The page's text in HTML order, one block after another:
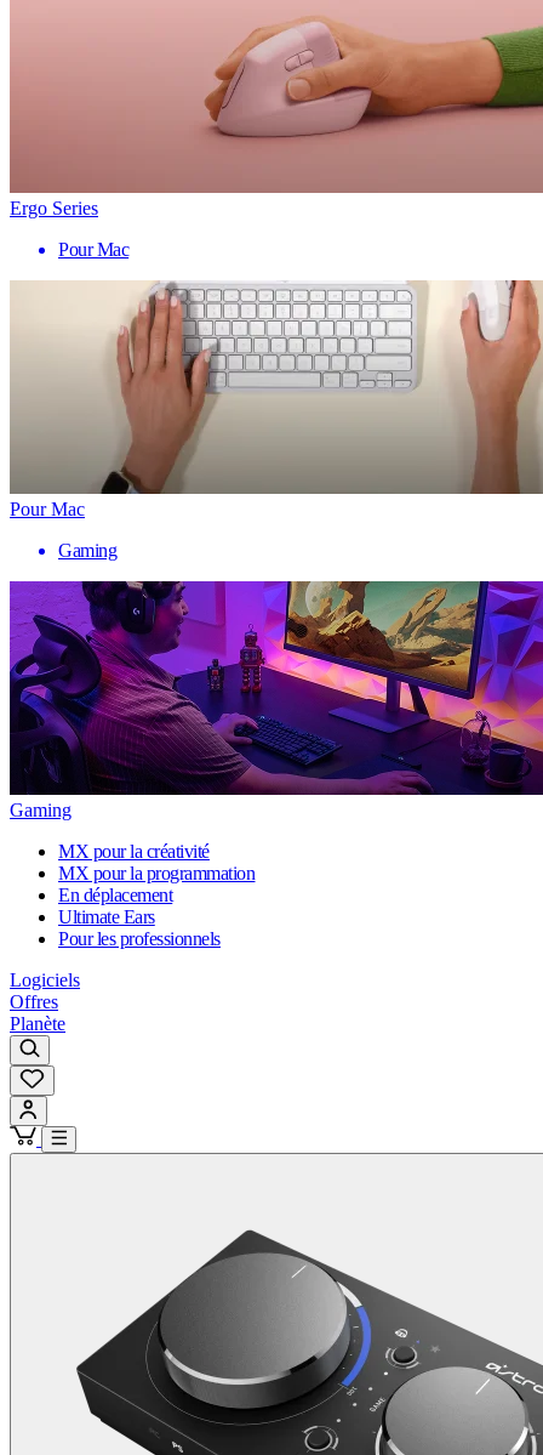
Ergo Series
Pour Mac
Pour Mac
Gaming
Gaming
MX pour la créativité
MX pour la programmation
En déplacement
Ultimate Ears
Pour les professionnels
Logiciels
Offres
Planète